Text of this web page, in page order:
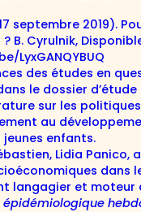
septembre 2019).
B. Cyrulnik,
LyxGANQYBUQ
des études en
le dossier d’étude
sur les politiques
au
enfants.
Lidia Panico,
dans
langagier et moteur
épidémiologique